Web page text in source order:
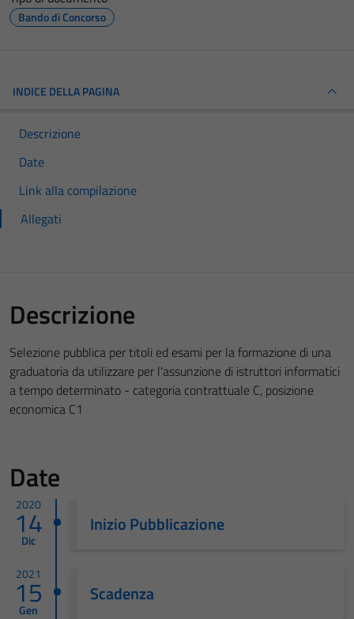
Bando di Concorso
INDICE DELLA PAGINA
Descrizione
Date
Link alla compilazione
Allegati
Descrizione
Selezione pubblica per titoli ed esami per la formazione di una
graduatoria da utilizzare per l'assunzione di istruttori informatici
a tempo determinato - categoria contrattuale C, posizione
economica C1
Date
2020
14
Dic
Inizio Pubblicazione
2021
15
Gen
Scadenza